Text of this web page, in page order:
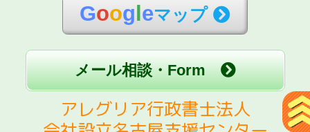
Goog eマップ
メール相談・Form
アレグリア行政書士法人